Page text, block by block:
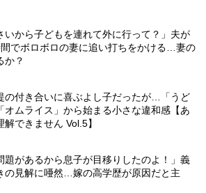
いから子どもを連れて外に行って？」夫が
でボロボロの妻に追い打ちをかける…妻の
か？
の付き合いに喜ぶよし子だったが…「うど
オムライス」から始まる小さな違和感【あ
解できません Vol.5】
題があるから息子が目移りしたのよ！」義
の見解に唖然…嫁の高学歴が原因だと主